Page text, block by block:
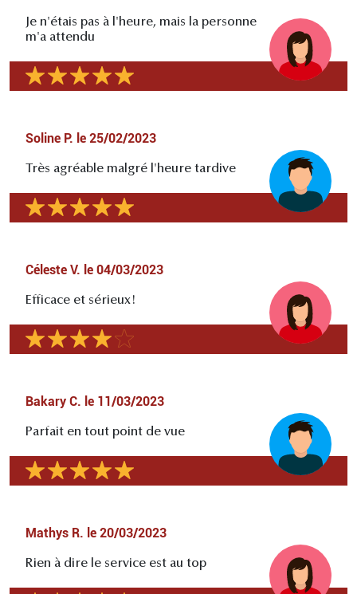
Je n'étais pas à l'heure, mais la personne
m'a attendu
Soline P. le 25/02/2023
Très agréable malgré l'heure tardive
Céleste V. le 04/03/2023
Efficace et sérieux!
Bakary C. le 11/03/2023
Parfait en tout point de vue
Mathys R. le 20/03/2023
Rien à dire le service est au top